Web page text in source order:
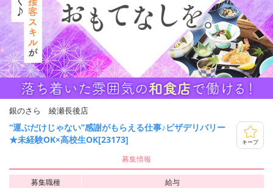
銀のさら 綾瀬長後店
“運ぶだけじゃない”感謝がもらえる仕事♪ピザデリバリー
★未経験OK×高校生OK[23173]
キープ
募集情報
募集職種
給与